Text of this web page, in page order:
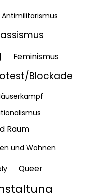
Antimilitarismus
Feminismus
Blockade
Raum
und Wohnen
Queer